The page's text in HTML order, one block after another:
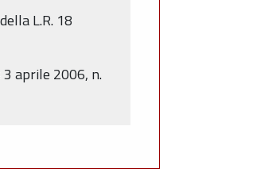
L.R. 18
aprile 2006, n.